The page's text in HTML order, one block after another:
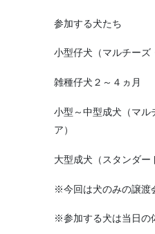
参加する犬たち
小型仔犬（マルチーズ
雑種仔犬２～４ヵ月
小型～中型成犬（マル
ア）
大型成犬（スタンダー
※今回は犬のみの譲渡
※参加する犬は当日の